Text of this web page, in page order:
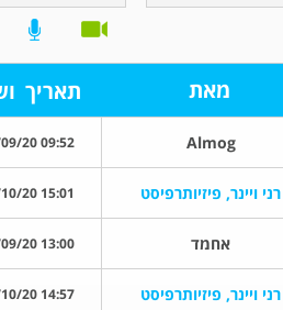
מאת תאריך
Almog
09:52 25/09/20
רני ויינר, פיזיותרפיסט 15:01 09/10/20
אחמד 13:00 20/09/20
רני ויינר, פיזיותרפיסט 14:57 09/10/20